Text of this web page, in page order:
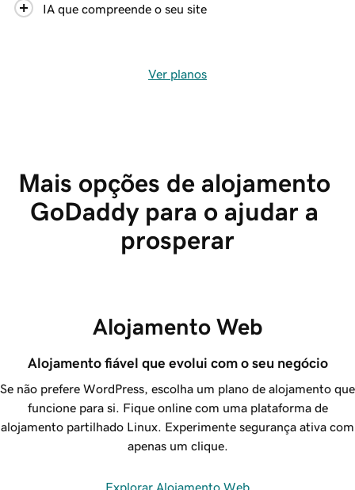
IA que compreende o seu site
Ver planos
Mais opções de alojamento
GoDaddy para o ajudar a
prosperar
Alojamento Web
Alojamento fiável que evolui com o seu negócio
Se não prefere WordPress, escolha um plano de alojamento que
funcione para si. Fique online com uma plataforma de
alojamento partilhado Linux. Experimente segurança ativa com
apenas um clique.
Explorar Alojamento Web